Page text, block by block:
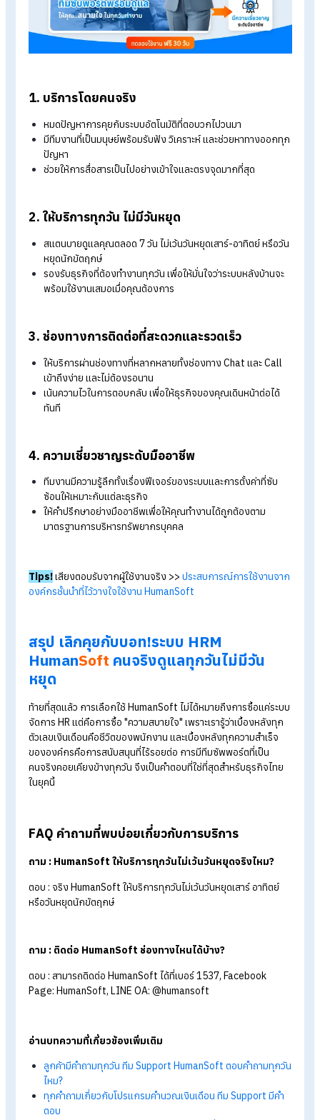
เพื่อให้การบริหารจัดการคนเป็นเรื่องง่ายและมั่นคงที่สุด
จึงออกแบบบริการหลังบ้านที่เหนือกว่าด้วยทีมงานซัพพอร์ตมืออ
ติดต่อง่าย ตอบแชทเร็ว และให้บริการทุกวันไม่เว้นวันหยุด ดังนี้
หมดปัญหาการคุยกับระบบอัตโนมัติที่ตอบวกไปวนมา
มีทีมงานที่เป็นมนุษย์พร้อมรับฟัง วิเคราะห์ และช่วยหาทางออ
ปัญหา
ช่วยให้การสื่อสารเป็นไปอย่างเข้าใจและตรงจุดมากที่สุด
2. ให้บริการทุกวัน ไม่มีวันหยุด
สแตนบายดูแลคุณตลอด 7 วัน ไม่เว้นวันหยุดเสาร์-อาทิตย์ หรื
รองรับธุรกิจที่ต้องทำงานทุกวัน เพื่อให้มั่นใจว่าระบบหลังบ้าน
พร้อมใช้งานเสมอเมื่อคุณต้องการ
3. ช่องทางการติดต่อที่สะดวกและรวดเร็ว
ให้บริการผ่านช่องทางที่หลากหลายทั้งช่องทาง Chat และ
เข้าถึงง่าย และไม่ต้องรอนาน
เน้นความไวในการตอบกลับ เพื่อให้ธุรกิจของคุณเดินหน้าต่อได้
ทันที
4. ความเชี่ยวชาญระดับมืออาชีพ
ทีมงานมีความรู้ลึกทั้งเรื่องฟีเจอร์ของระบบและการตั้งค่าที่ซับ
ซ้อนให้เหมาะกับแต่ละธุรกิจ
ให้คำปรึกษาอย่างมืออาชีพเพื่อให้คุณทำงานได้ถูกต้องตาม
Tips!เสียงตอบรับจากผู้ใช้งานจริง >>ประสบการณ์การใช้งาน
องค์กรชั้นนำที่ไว้วางใจใช้งาน HumanSoft
HumanSoftคนจริงดูแลทุกวันไม่มีวัน
หยุด